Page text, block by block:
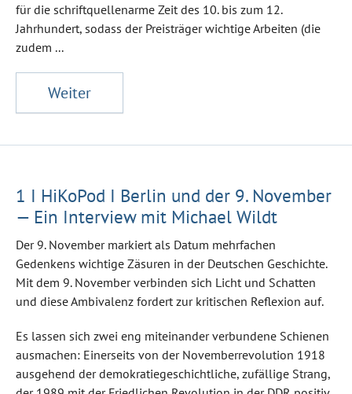
für die schriftquellenarme Zeit des 10. bis zum 12.
Jahrhundert, sodass der Preisträger wichtige Arbeiten (die
zudem ...
Weiter
1 I HiKoPod I Berlin und der 9. November
— Ein Interview mit Michael Wildt
Der 9. November markiert als Datum mehrfachen
Gedenkens wichtige Zäsuren in der Deutschen Geschichte.
Mit dem 9. November verbinden sich Licht und Schatten
und diese Ambivalenz fordert zur kritischen Reflexion auf.
Es lassen sich zwei eng miteinander verbundene Schienen
ausmachen: Einerseits von der Novemberrevolution 1918
ausgehend der demokratiegeschichtliche, zufällige Strang,